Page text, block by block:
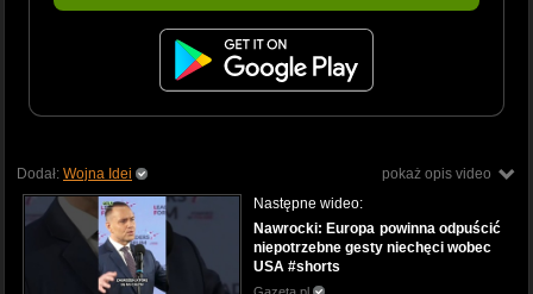
pokaż opis video
Dodał: Wojna Idei
Następne wideo:
Nawrocki: Europa powinna odpuścić
niepotrzebne gesty niechęci wobec
USA #shorts